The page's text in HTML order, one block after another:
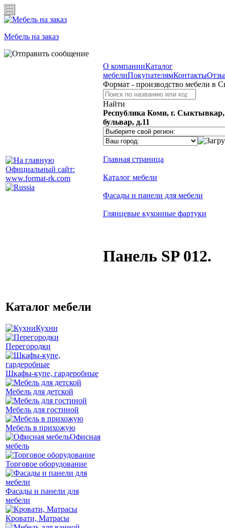
Мебель на заказ
Официальный сайт:
www.format-rk.com
О компанииКаталог
мебелиПокупателямКонтакты
Формат - производство мебели в
Найти
Республика Коми, г.
бульвар, д.11
Главная страница
Каталог мебели
Фасады и панели для мебели
Глянцевые кухонные фартуки
Панель SP 012.
Каталог мебели
Кухни
Перегородки
Шкафы-купе, гардеробные
Мебель для детской
Мебель для гостиной
Мебель в прихожую
Офисная
мебель
Торговое оборудование
Фасады и панели для
мебели
Кровати, Матрасы